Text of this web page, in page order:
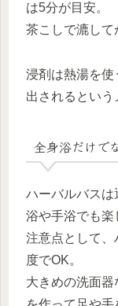
は5分が目安。
茶こしで漉して
浸剤は熱湯を使
出されるという
全身浴だけで
ハーバルバスは
浴や手浴でも楽
注意点として、
度でOK。
大きめの洗面